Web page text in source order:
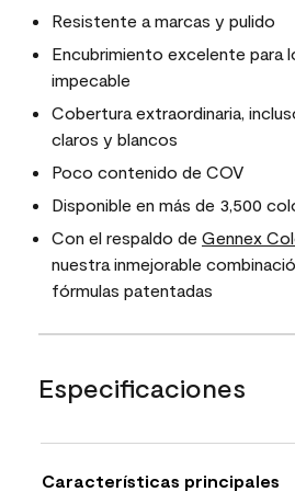
Resistente a marcas y pulido
Encubrimiento excelente para
impecable
Cobertura extraordinaria,
claros y blancos
Poco contenido de COV
Disponible en más de 3,500
Con el respaldo de Gennex
nuestra inmejorable
fórmulas patentadas
Especificaciones
Características principales